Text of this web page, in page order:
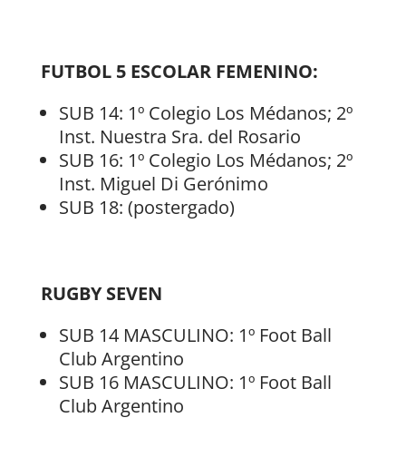
FUTBOL 5 ESCOLAR FEMENINO:
SUB 14: 1º Colegio Los Médanos; 2º
Inst. Nuestra Sra. del Rosario
SUB 16: 1º Colegio Los Médanos; 2º
Inst. Miguel Di Gerónimo
SUB 18: (postergado)
RUGBY SEVEN
SUB 14 MASCULINO: 1º Foot Ball
Club Argentino
SUB 16 MASCULINO: 1º Foot Ball
Club Argentino